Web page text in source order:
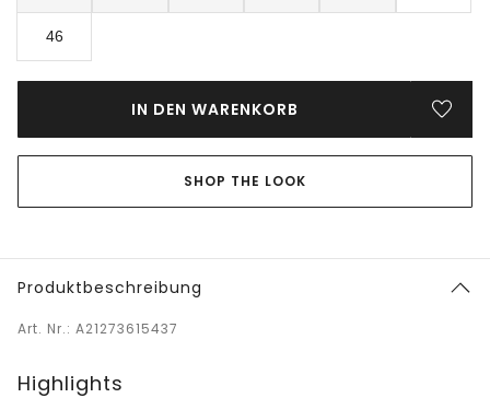
46
IN DEN WARENKORB
SHOP THE LOOK
Produktbeschreibung
Art. Nr.: A21273615437
Highlights